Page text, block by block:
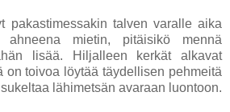
pakastimessakin talven varalle aika
mietin, pitäisikö mennä
lisää. Hiljalleen kerkät alkavat
on toivoa löytää täydellisen pehmeitä
lähimetsän avaraan luontoon.